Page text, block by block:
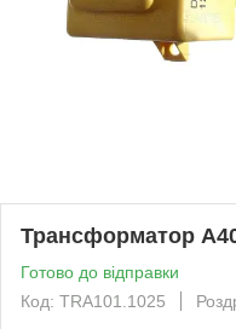
Трансформатор
Готово до відправки
Код: TRA101.1025